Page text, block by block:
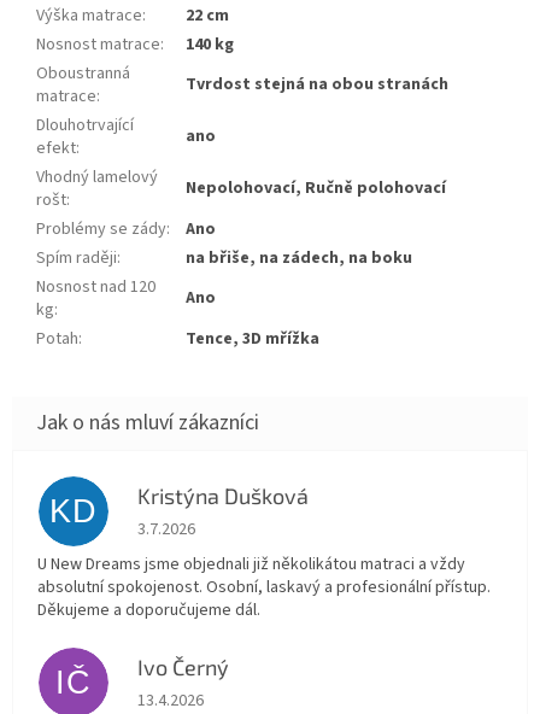
Výška matrace:
22 cm
Nosnost matrace:
140 kg
Oboustranná
matrace:
Tvrdost stejná na obou stranách
Dlouhotrvající
efekt:
ano
Vhodný lamelový
rošt:
Nepolohovací, Ručně polohovací
Problémy se zády:
Ano
Spím raději:
na břiše, na zádech, na boku
Nosnost nad 120
kg:
Ano
Potah: Tence, 3D mřížka
KD Kristýna Dušková
Hodnocení obchodu je 5 z 5 hvězdiček.
3.7.2026
U New Dreams jsme objednali již několikátou matraci a vždy
absolutní spokojenost. Osobní, laskavý a profesionální přístup.
Děkujeme a doporučujeme dál.
IČ Ivo Černý
Hodnocení obchodu je 5 z 5 hvězdiček.
13.4.2026